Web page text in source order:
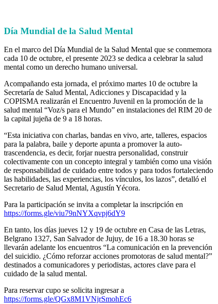
Día Mundial de la Salud Mental
En el marco del Día Mundial de la Salud Mental que se conmemora
cada 10 de octubre, el presente 2023 se dedica a celebrar la salud
mental como un derecho humano universal.
Acompañando esta jornada, el próximo martes 10 de octubre la
Secretaría de Salud Mental, Adicciones y Discapacidad y la
COPISMA realizarán el Encuentro Juvenil en la promoción de la
salud mental “Voz/s para el Mundo” en instalaciones del RIM 20 de
la capital jujeña de 9 a 18 horas.
“Esta iniciativa con charlas, bandas en vivo, arte, talleres, espacios
para la palabra, baile y deporte apunta a promover la auto-
trascendencia, es decir, forjar nuestra personalidad, construir
colectivamente con un concepto integral y también como una visión
de responsabilidad de cuidado entre todos y para todos fortaleciendo
las habilidades, las experiencias, los vínculos, los lazos”, detalló el
Secretario de Salud Mental, Agustín Yécora.
Para la participación se invita a completar la inscripción en
https://forms.gle/viu79nNYXqvpj6dY9
En tanto, los días jueves 12 y 19 de octubre en Casa de las Letras,
Belgrano 1327, San Salvador de Jujuy, de 16 a 18.30 horas se
llevarán adelante los encuentros “La comunicación en la prevención
del suicidio. ¿Cómo reforzar acciones promotoras de salud mental?”
destinados a comunicadores y periodistas, actores clave para el
cuidado de la salud mental.
Para reservar cupo se solicita ingresar a
https://forms.gle/QGx8M1VNjrSmohEc6